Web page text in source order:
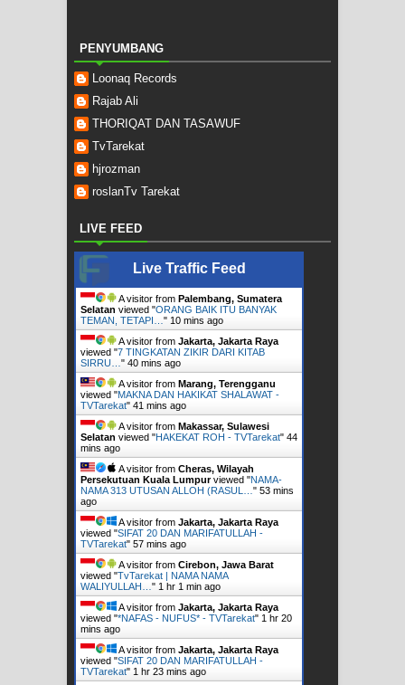
PENYUMBANG
Loonaq Records
Rajab Ali
THORIQAT DAN TASAWUF
TvTarekat
hjrozman
roslanTv Tarekat
LIVE FEED
Live Traffic Feed
A visitor from Palembang, Sumatera
Selatan viewed "ORANG BAIK ITU BANYAK
TEMAN, TETAPI… " 10 mins ago
A visitor from Jakarta, Jakarta Raya
viewed "7 TINGKATAN ZIKIR DARI KITAB
SIRRU… " 40 mins ago
A visitor from Marang, Terengganu
viewed "MAKNA DAN HAKIKAT SHALAWAT -
TVTarekat" 41 mins ago
A visitor from Makassar, Sulawesi
Selatan viewed "HAKEKAT ROH - TVTarekat" 44
mins ago
A visitor from Cheras, Wilayah
Persekutuan Kuala Lumpurviewed "NAMA-
NAMA 313 UTUSAN ALLOH (RASUL… " 53 mins
ago
A visitor from Jakarta, Jakarta Raya
viewed "SIFAT 20 DAN MARIFATULLAH -
TVTarekat" 57 mins ago
A visitor from Cirebon, Jawa Barat
viewed "TvTarekat | NAMA NAMA
WALIYULLAH… " 1 hr 1 min ago
A visitor from Jakarta, Jakarta Raya
viewed "*NAFAS - NUFUS* - TVTarekat" 1 hr 20
mins ago
A visitor from Jakarta, Jakarta Raya
viewed "SIFAT 20 DAN MARIFATULLAH -
TVTarekat" 1 hr 23 mins ago